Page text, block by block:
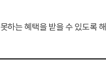
하는 혜택을 받을 수 있도록 해